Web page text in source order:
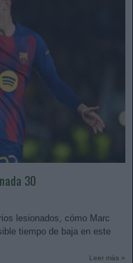
30
lesionados, cómo Marc
tiempo de baja en este
Leer más »